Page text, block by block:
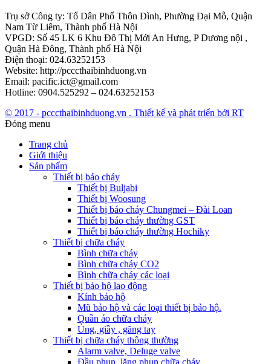
Trụ sở Công ty: Tổ Dân Phố Thôn Đình, Phường Đại Mỗ, Quận
Nam Từ Liêm, Thành phố Hà Nội
VPGD: Số 45 LK 6 Khu Đô Thị Mới An Hưng, P Dương nội ,
Quận Hà Đông, Thành phố Hà Nội
Điện thoại: 024.63252153
Website: http://pcccthaibinhduong.vn
Email: pacific.ict@gmail.com
Hotline: 0904.525292 – 024.63252153
© 2017 - pcccthaibinhduong.vn . Thiết kế và phát triển bởi RT
Đóng menu
Trang chủ
Giới thiệu
Sản phẩm
Thiết bị báo cháy
Thiết bị Buljabi
Thiết bị Woosung
Thiết bị báo cháy Chungmei – Đài Loan
Thiết bị báo cháy thường GST
Thiết bị báo cháy thường Hochiky
Thiết bị chữa cháy
Bình chữa cháy
Bình chữa cháy CO2
Bình chữa cháy các loại
Thiết bị bảo hộ lao động
Kính bảo hộ
Mũ bảo hộ và các loại thiết bị bảo hộ.
Quần áo chữa cháy
Ủng, giầy , găng tay
Thiết bị chữa cháy thông thường
Alarm valve, Deluge valve
Đầu phun, lăng phun chữa cháy